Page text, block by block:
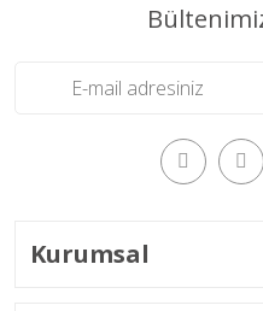
Kurumsal